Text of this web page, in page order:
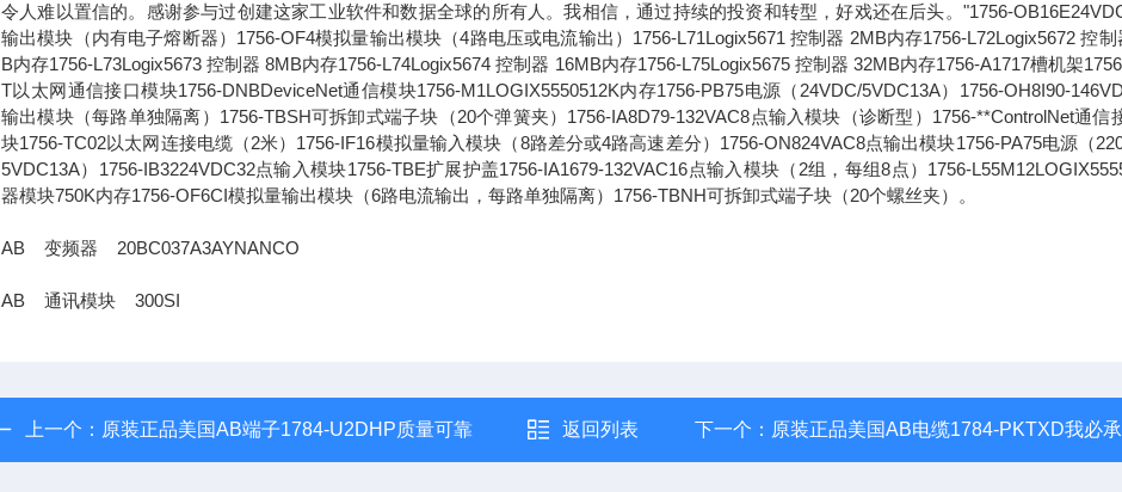
令人难以置信的。感谢参与过创建这家工业软件和数据全球的所有人。我相信，通过持续的投资和转型，好戏还在后头。"1756-
输出模块（内有电子熔断器）1756-OF4模拟量输出模块（4路电压或电流输出）1756-L71Logix5671 控制器 2MB内存1756-L72Logix5672 控制
B内存1756-L73Logix5673 控制器 8MB内存1756-L74Logix5674 控制器 16MB内存1756-L75Logix5675 控制器 32MB内存1756-A1717槽机架
T以太网通信接口模块1756-DNBDeviceNet通信模块1756-M1LOGIX5550512K内存1756-PB75电源（24VDC/5VDC13A）1756-OH8I90-
输出模块（每路单独隔离）1756-TBSH可拆卸式端子块（20个弹簧夹）1756-IA8D79-132VAC8点输入模块（诊断型）1756-**ControlNet通信
块1756-TC02以太网连接电缆（2米）1756-IF16模拟量输入模块（8路差分或4路高速差分）1756-ON824VAC8点输出模块1756-PA75电源（
5VDC13A）1756-IB3224VDC32点输入模块1756-TBE扩展护盖1756-IA1679-132VAC16点输入模块（2组，每组8点）1756-
器模块750K内存1756-OF6CI模拟量输出模块（6路电流输出，每路单独隔离）1756-TBNH可拆卸式端子块（20个螺丝夹）。
AB 变频器 20BC037A3AYNANCO
AB 通讯模块 300SI
上一个： 原装正品美国AB端子1784-U2DHP质量可靠 返回列表 下一个： 原装正品美国AB电缆1784-PKTXD我必